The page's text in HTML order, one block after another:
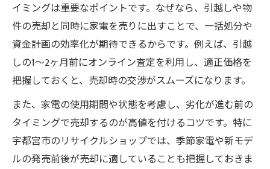
イミングは重要なポイントです。なぜなら、引越しや物
件の売却と同時に家電を売りに出すことで、一括処分や
資金計画の効率化が期待できるからです。例えば、引越
しの1〜2ヶ月前にオンライン査定を利用し、適正価格を
把握しておくと、売却時の交渉がスムーズになります。
また、家電の使用期間や状態を考慮し、劣化が進む前の
タイミングで売却するのが高値を付けるコツです。特に
宇都宮市のリサイクルショップでは、季節家電や新モデ
ルの発売前後が売却に適していることも把握しておきま